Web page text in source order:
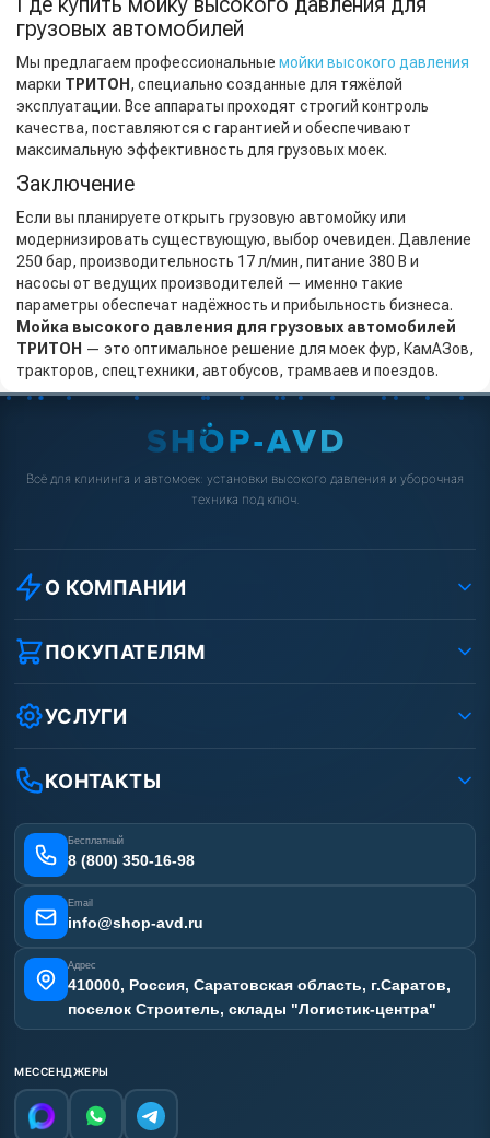
грузовых автомобилей
Мы предлагаем профессиональные мойки высокого давления
марки ТРИТОН , специально созданные для тяжёлой
эксплуатации. Все аппараты проходят строгий контроль
качества, поставляются с гарантией и обеспечивают
максимальную эффективность для грузовых моек.
Заключение
Если вы планируете открыть грузовую автомойку или
модернизировать существующую, выбор очевиден. Давление
250 бар, производительность 17 л/мин, питание 380 В и
насосы от ведущих производителей — именно такие
параметры обеспечат надёжность и прибыльность бизнеса.
Мойка высокого давления для грузовых автомобилей
ТРИТОН — это оптимальное решение для моек фур, КамАЗов,
тракторов, спецтехники, автобусов, трамваев и поездов.
Всё для клининга и автомоек: установки высокого давления и уборочная
техника под ключ.
О КОМПАНИИ
О компании
Реквизиты ООО «Шоп АВД»
Условия соглашения
Вакансии
Статьи
ПОКУПАТЕЛЯМ
Как заказать?
Оплата
Лизинг
Получить скидку
УСЛУГИ
Ремонт АВД
Сертификаты
Отзывы наших клиентов
Карта сайта
КОНТАКТЫ
Бесплатный
8 (800) 350-16-98
Email
info@shop-avd.ru
Адрес
410000, Россия, Саратовская область, г.Саратов,
поселок Строитель, склады "Логистик-центра"
МЕССЕНДЖЕРЫ